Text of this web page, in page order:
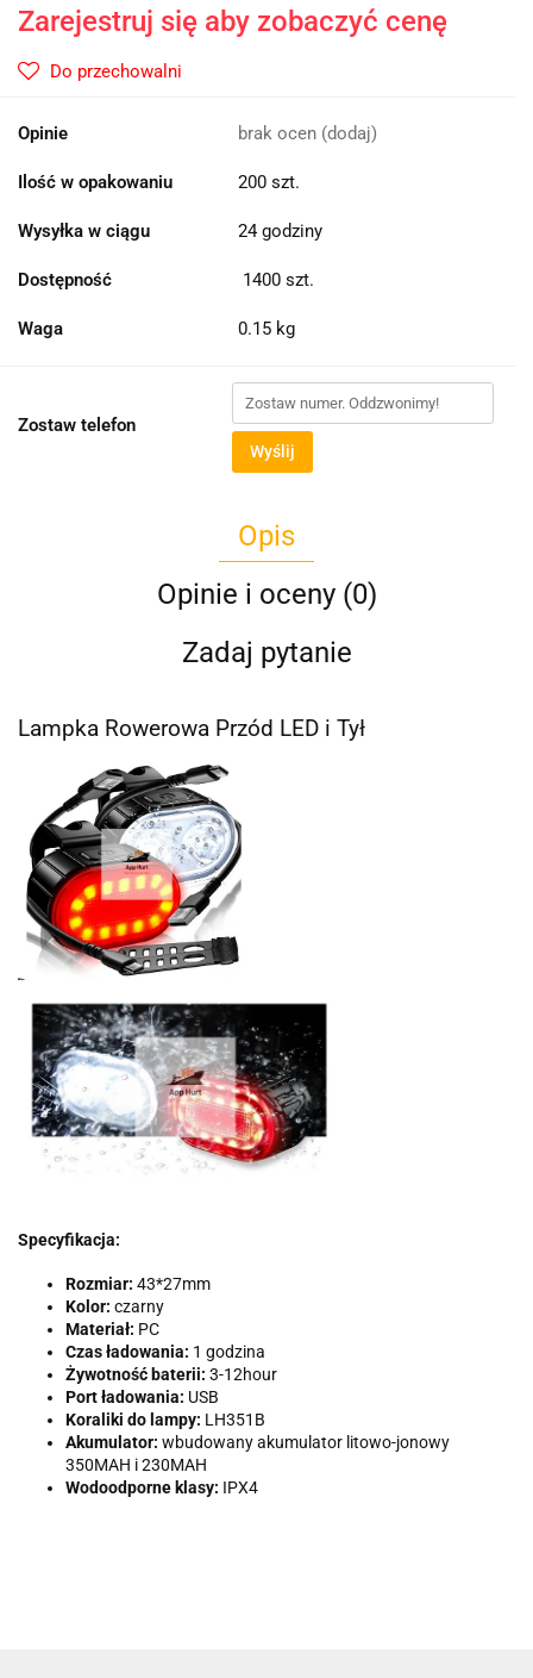
Zarejestruj się aby zobaczyć cenę
Do przechowalni
Opinie brak ocen (dodaj)
Ilość w opakowaniu 200 szt.
Wysyłka w ciągu 24 godziny
Dostępność 1400 szt.
Waga 0.15 kg
Zostaw telefon
Wyślij
Opis
Opinie i oceny (0)
Zadaj pytanie
Lampka Rowerowa Przód LED i Tył
Specyfikacja:
Rozmiar: 43*27mm
Kolor: czarny
Materiał: PC
Czas ładowania: 1 godzina
Żywotność baterii: 3-12hour
Port ładowania: USB
Koraliki do lampy: LH351B
Akumulator: wbudowany akumulator litowo-jonowy
350MAH i 230MAH
Wodoodporne klasy: IPX4